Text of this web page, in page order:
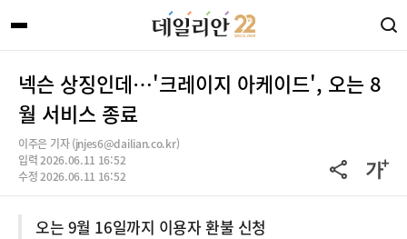
넥슨 상징인데…'크레이지 아케이드', 오는 8
월 서비스 종료
이주은 기자 (jnjes6@dailian.co.kr)
입력 2026.06.11 16:52
수정 2026.06.11 16:52
오는 9월 16일까지 이용자 환불 신청